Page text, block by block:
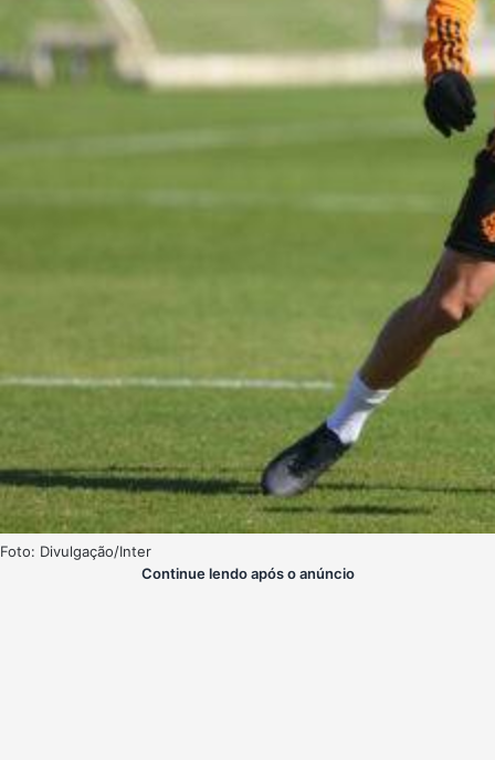
Foto: Divulgação/Inter
Continue lendo após o anúncio